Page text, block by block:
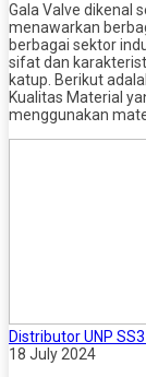
Gala Valve dikenal
menawarkan
berbagai sektor
sifat dan
katup. Berikut
Kualitas Material
menggunakan
Distributor UNP
18 July 2024